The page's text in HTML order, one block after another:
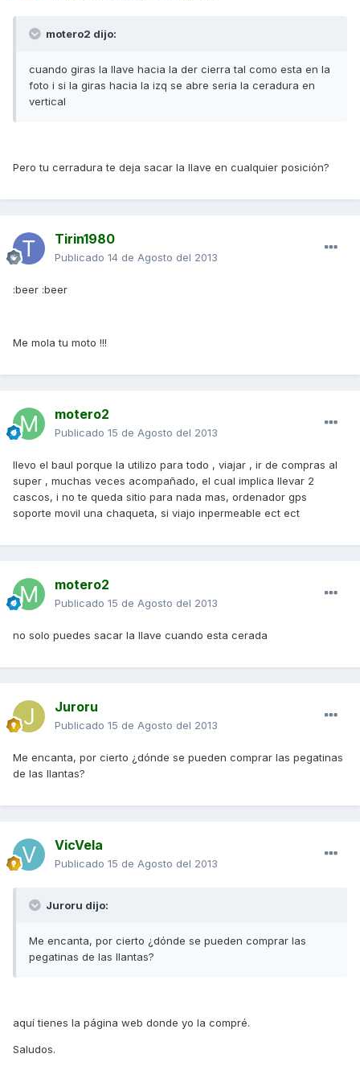
motero2 dijo:
cuando giras la llave hacia la der cierra tal como esta en la
foto i si la giras hacia la izq se abre seria la ceradura en
vertical
Pero tu cerradura te deja sacar la llave en cualquier posición?
Tirin1980
Publicado 14 de Agosto del 2013
:beer :beer
Me mola tu moto !!!
motero2
Publicado 15 de Agosto del 2013
llevo el baul porque la utilizo para todo , viajar , ir de compras al
super , muchas veces acompañado, el cual implica llevar 2
cascos, i no te queda sitio para nada mas, ordenador gps
soporte movil una chaqueta, si viajo inpermeable ect ect
motero2
Publicado 15 de Agosto del 2013
no solo puedes sacar la llave cuando esta cerada
Juroru
Publicado 15 de Agosto del 2013
Me encanta, por cierto ¿dónde se pueden comprar las pegatinas
de las llantas?
VicVela
Publicado 15 de Agosto del 2013
Juroru dijo:
Me encanta, por cierto ¿dónde se pueden comprar las
pegatinas de las llantas?
aquí tienes la página web donde yo la compré.
Saludos.